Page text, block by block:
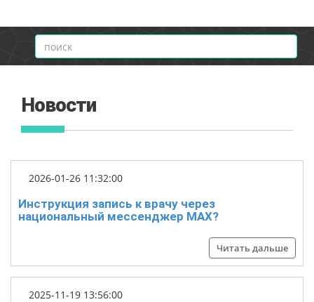
Новости
2026-01-26 11:32:00
Инструкция запись к врачу через
национальный мессенджер МАХ?
Читать дальше
2025-11-19 13:56:00